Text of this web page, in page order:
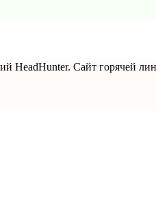
HeadHunter. Сайт горячей